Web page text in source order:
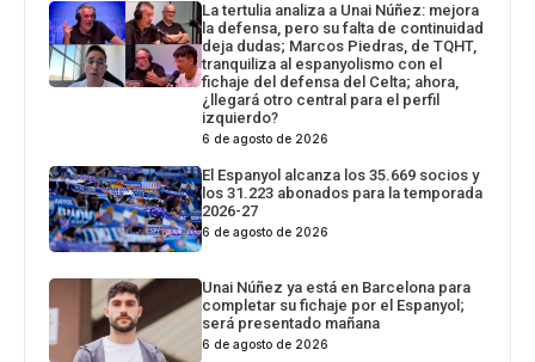
La tertulia analiza a Unai Núñez: mejora
la defensa, pero su falta de continuidad
deja dudas; Marcos Piedras, de TQHT,
tranquiliza al espanyolismo con el
fichaje del defensa del Celta; ahora,
¿llegará otro central para el perfil
izquierdo?
6 de agosto de 2026
El Espanyol alcanza los 35.669 socios y
los 31.223 abonados para la temporada
2026-27
6 de agosto de 2026
Unai Núñez ya está en Barcelona para
completar su fichaje por el Espanyol;
será presentado mañana
6 de agosto de 2026